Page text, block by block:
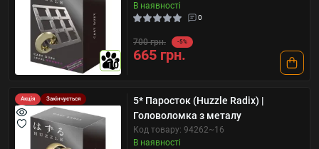
10
В наявності
0
700 грн. -5%
665 грн.
Акція Закінчується
5* Паросток (Huzzle Radix) |
Головоломка з металу
Код товару: 94262~16
В наявності